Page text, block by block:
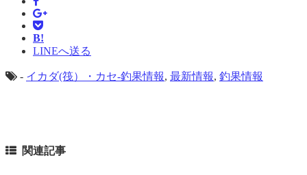
B!
LINEへ送る
- イカダ(筏）・カセ-釣果情報, 最新情報, 釣果情報
関連記事